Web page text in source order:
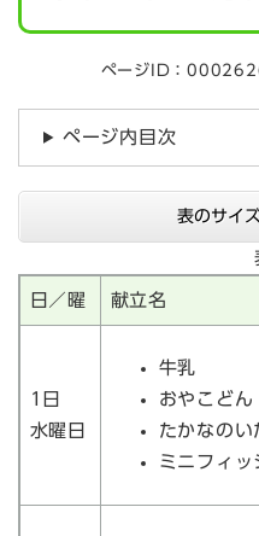
ページID：
ページ内目次
表のサイ
日／曜 献立名
1日
水曜日
牛乳
おやこどん
たかなのい
ミニフィッ